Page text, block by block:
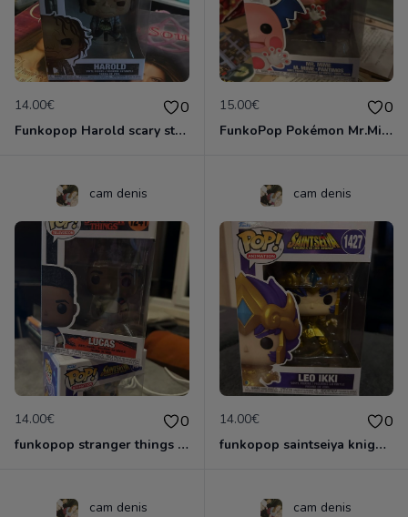
14.00€ 0
Funkopop Harold scary stories boité abîmé sur le dessus et dessous 846
15.00€ 0
FunkoPop Pokémon Mr.Mime 582
cam denis
14.00€ 0
funkopop stranger things saison 4 lucas 1241
cam denis
14.00€ 0
funkopop saintseiya knights of the zodiac Leo ikki 1427
cam denis cam denis